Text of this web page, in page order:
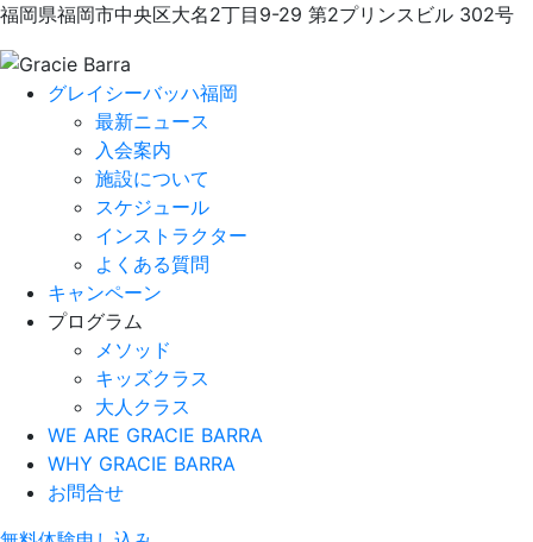
福岡県福岡市中央区大名2丁目9-29 第2プリンスビル 302号
グレイシーバッハ福岡
最新ニュース
入会案内
施設について
スケジュール
インストラクター
よくある質問
キャンペーン
プログラム
メソッド
キッズクラス
大人クラス
WE ARE GRACIE BARRA
WHY GRACIE BARRA
お問合せ